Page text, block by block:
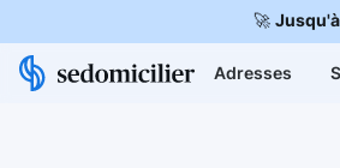
🚀
Adresses